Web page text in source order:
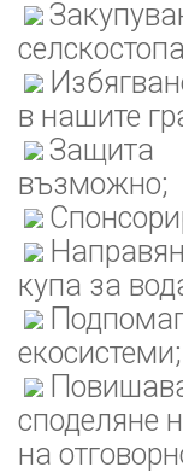
в нашите
Защита
възможно;
купа за
екосистеми;
споделяне
на